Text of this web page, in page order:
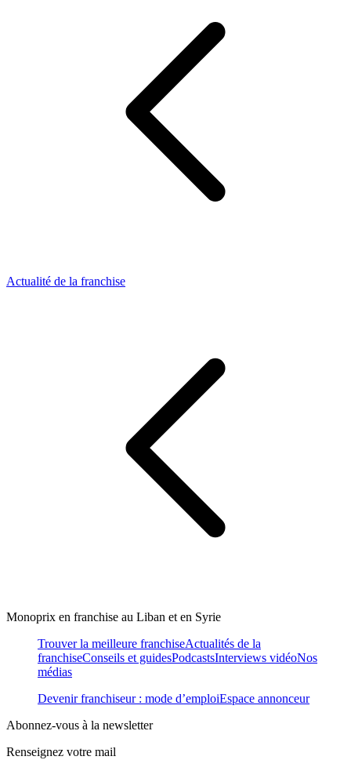
Actualité de la franchise
Monoprix en franchise au Liban et en Syrie
Trouver la meilleure franchiseActualités de la
franchiseConseils et guidesPodcastsInterviews vidéoNos
médias
Devenir franchiseur : mode d’emploiEspace annonceur
Abonnez-vous à la newsletter
Renseignez votre mail